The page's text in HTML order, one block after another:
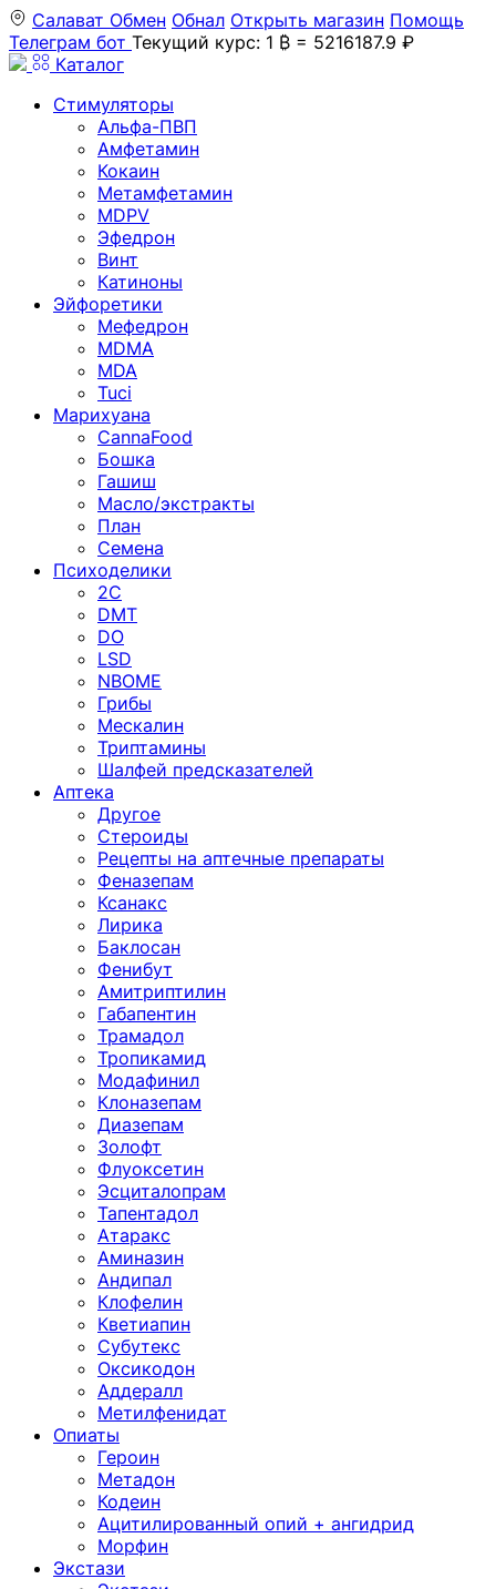
Салават Обмен Обнал Открыть магазин Помощь
Телеграм бот Текущий курс: 1 ₿ = 5216187.9 ₽
Каталог
Стимуляторы
Альфа-ПВП
Амфетамин
Кокаин
Метамфетамин
MDPV
Эфедрон
Винт
Катиноны
Эйфоретики
Мефедрон
MDMA
MDA
Tuci
Марихуана
CannaFood
Бошка
Гашиш
Масло/экстракты
План
Семена
Психоделики
2C
DMT
DO
LSD
NBOME
Грибы
Мескалин
Триптамины
Шалфей предсказателей
Аптека
Другое
Стероиды
Рецепты на аптечные препараты
Феназепам
Ксанакс
Лирика
Баклосан
Фенибут
Амитриптилин
Габапентин
Трамадол
Тропикамид
Модафинил
Клоназепам
Диазепам
Золофт
Флуоксетин
Эсциталопрам
Тапентадол
Атаракс
Аминазин
Андипал
Клофелин
Кветиапин
Субутекс
Оксикодон
Аддералл
Метилфенидат
Опиаты
Героин
Метадон
Кодеин
Ацитилированный опий + ангидрид
Морфин
Экстази